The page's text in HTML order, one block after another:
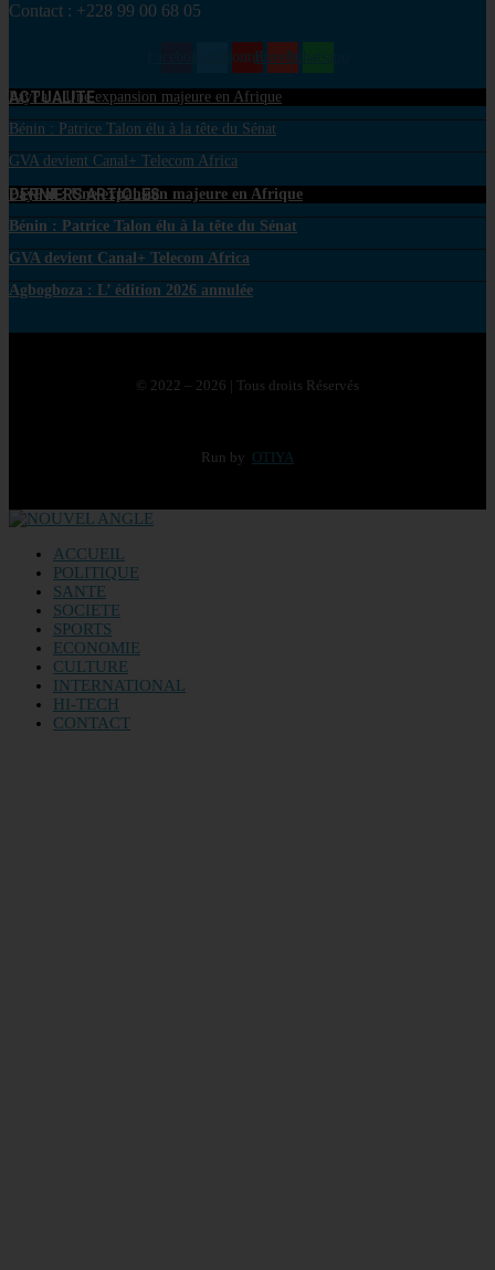
Contact : +228 99 00 68 05
TwitterYoutubeEnvelopeWhatsapp
ACTUALITE
PayPal : Une expansion majeure en Afrique
Bénin : Patrice Talon élu à la tête du Sénat
GVA devient Canal+ Telecom Africa
DERNIERS ARTICLES
PayPal : Une expansion majeure en Afrique
Bénin : Patrice Talon élu à la tête du Sénat
GVA devient Canal+ Telecom Africa
Agbogboza : L’ édition 2026 annulée
© 2022 – 2026 | Tous droits Réservés
Run by OTIYA
ACCUEIL
POLITIQUE
SANTE
SOCIETE
SPORTS
ECONOMIE
CULTURE
INTERNATIONAL
HI-TECH
CONTACT